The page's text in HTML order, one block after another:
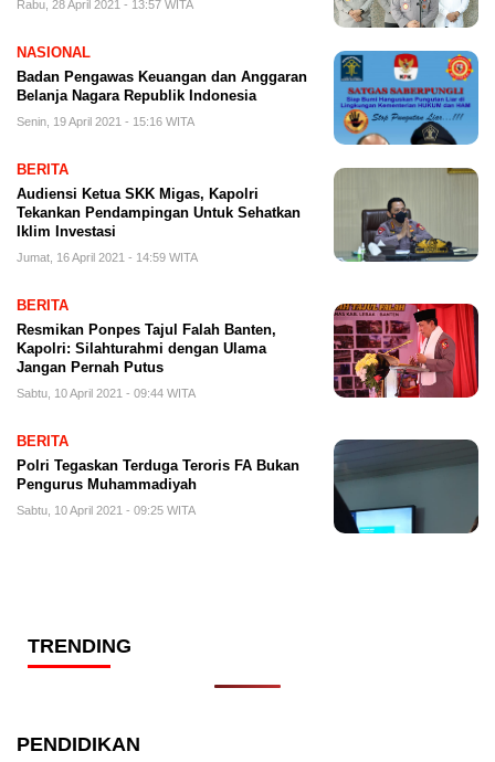
Rabu, 28 April 2021 - 13:57 WITA
NASIONAL
Badan Pengawas Keuangan dan Anggaran
Belanja Nagara Republik Indonesia
Senin, 19 April 2021 - 15:16 WITA
BERITA
Audiensi Ketua SKK Migas, Kapolri
Tekankan Pendampingan Untuk Sehatkan
Iklim Investasi
Jumat, 16 April 2021 - 14:59 WITA
BERITA
Resmikan Ponpes Tajul Falah Banten,
Kapolri: Silahturahmi dengan Ulama
Jangan Pernah Putus
Sabtu, 10 April 2021 - 09:44 WITA
BERITA
Polri Tegaskan Terduga Teroris FA Bukan
Pengurus Muhammadiyah
Sabtu, 10 April 2021 - 09:25 WITA
TRENDING
PENDIDIKAN